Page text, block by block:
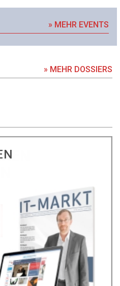
» MEHR EVENTS
» MEHR DOSSIERS